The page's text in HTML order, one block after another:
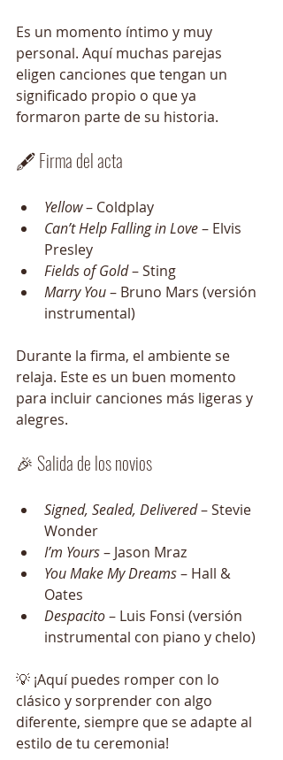
Es un momento íntimo y muy
personal. Aquí muchas parejas
eligen canciones que tengan un
significado propio o que ya
formaron parte de su historia.
🖋️ Firma del acta
Yellow – Coldplay
Can’t Help Falling in Love – Elvis
Presley
Fields of Gold – Sting
Marry You – Bruno Mars (versión
instrumental)
Durante la firma, el ambiente se
relaja. Este es un buen momento
para incluir canciones más ligeras y
alegres.
🎉 Salida de los novios
Signed, Sealed, Delivered – Stevie
Wonder
I’m Yours – Jason Mraz
You Make My Dreams – Hall &
Oates
Despacito – Luis Fonsi (versión
instrumental con piano y chelo)
💡 ¡Aquí puedes romper con lo
clásico y sorprender con algo
diferente, siempre que se adapte al
estilo de tu ceremonia!